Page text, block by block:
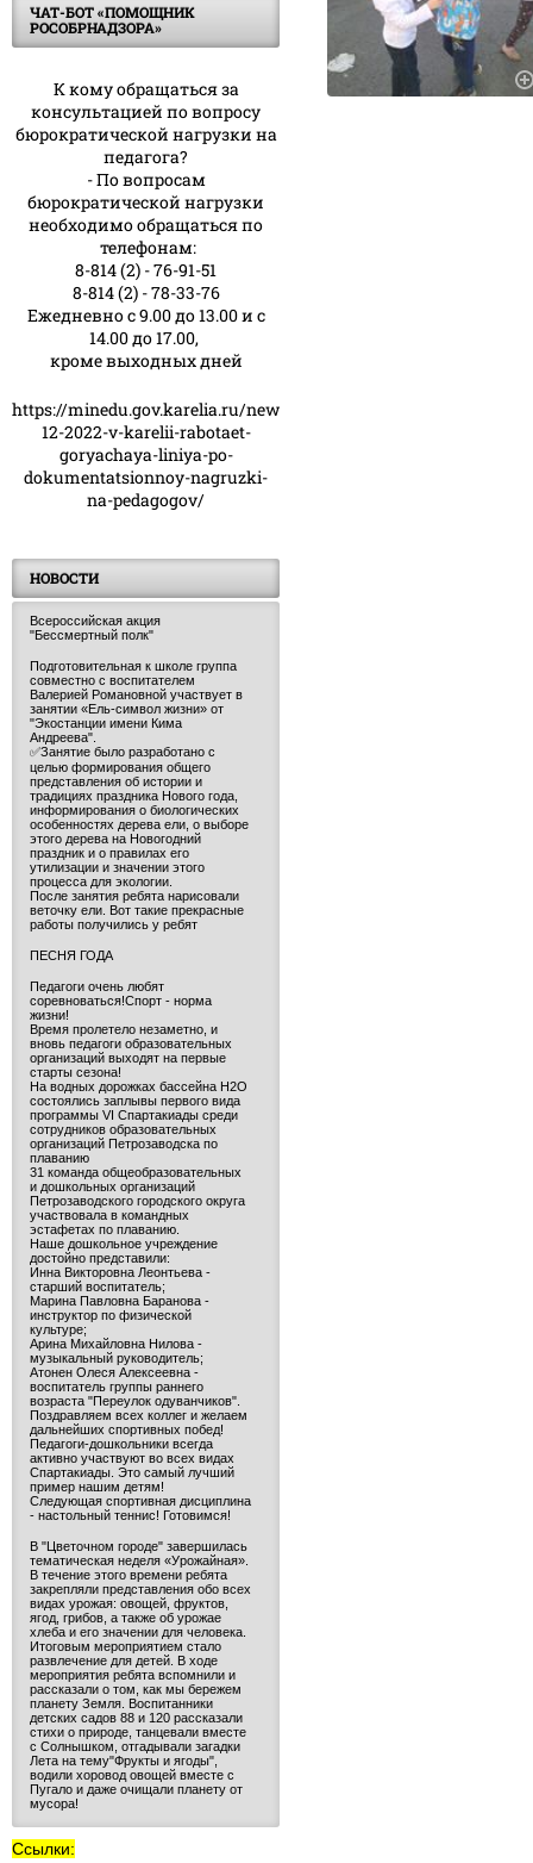
ЧАТ-БОТ «ПОМОЩНИК
РОСОБРНАДЗОРА»
К кому обращаться за
консультацией по вопросу
бюрократической нагрузки на
педагога?
- По вопросам
бюрократической нагрузки
необходимо обращаться по
телефонам:
8-814 (2) - 76-91-51
8-814 (2) - 78-33-76
Ежедневно с 9.00 до 13.00 и с
14.00 до 17.00,
кроме выходных дней
https://minedu.gov.karelia.ru/news/23-
12-2022-v-karelii-rabotaet-
goryachaya-liniya-po-
dokumentatsionnoy-nagruzki-
na-pedagogov/
НОВОСТИ
Всероссийская акция
"Бессмертный полк"
Подготовительная к школе группа
совместно с воспитателем
Валерией Романовной участвует в
занятии «Ель-символ жизни» от
"Экостанции имени Кима
Андреева".
✅Занятие было разработано с
целью формирования общего
представления об истории и
традициях праздника Нового года,
информирования о биологических
особенностях дерева ели, о выборе
этого дерева на Новогодний
праздник и о правилах его
утилизации и значении этого
процесса для экологии.
После занятия ребята нарисовали
веточку ели. Вот такие прекрасные
работы получились у ребят
ПЕСНЯ ГОДА
Педагоги очень любят
соревноваться!Спорт - норма
жизни!
Время пролетело незаметно, и
вновь педагоги образовательных
организаций выходят на первые
старты сезона!
На водных дорожках бассейна H2O
состоялись заплывы первого вида
программы VI Спартакиады среди
сотрудников образовательных
организаций Петрозаводска по
плаванию
31 команда общеобразовательных
и дошкольных организаций
Петрозаводского городского округа
участвовала в командных
эстафетах по плаванию.
Наше дошкольное учреждение
достойно представили:
Инна Викторовна Леонтьева -
старший воспитатель;
Марина Павловна Баранова -
инструктор по физической
культуре;
Арина Михайловна Нилова -
музыкальный руководитель;
Атонен Олеся Алексеевна -
воспитатель группы раннего
возраста "Переулок одуванчиков".
Поздравляем всех коллег и желаем
дальнейших спортивных побед!
Педагоги-дошкольники всегда
активно участвуют во всех видах
Спартакиады. Это самый лучший
пример нашим детям!
Следующая спортивная дисциплина
- настольный теннис! Готовимся!
В "Цветочном городе" завершилась
тематическая неделя «Урожайная».
В течение этого времени ребята
закрепляли представления обо всех
видах урожая: овощей, фруктов,
ягод, грибов, а также об урожае
хлеба и его значении для человека.
Итоговым мероприятием стало
развлечение для детей. В ходе
мероприятия ребята вспомнили и
рассказали о том, как мы бережем
планету Земля. Воспитанники
детских садов 88 и 120 рассказали
стихи о природе, танцевали вместе
с Солнышком, отгадывали загадки
Лета на тему"Фрукты и ягоды",
водили хоровод овощей вместе с
Пугало и даже очищали планету от
мусора!
Ссылки: